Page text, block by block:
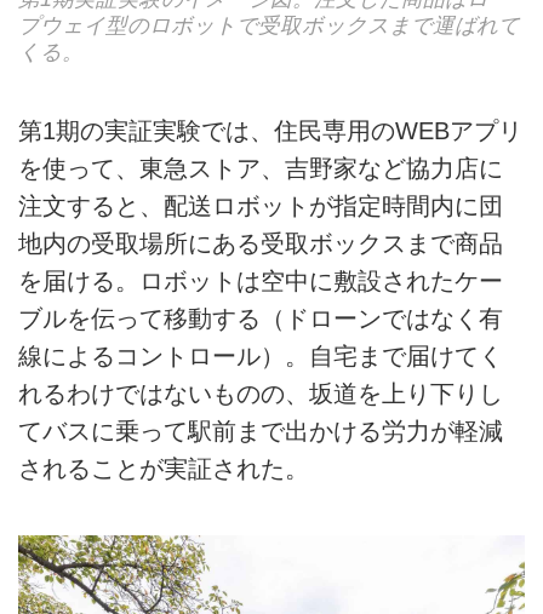
プウェイ型のロボットで受取ボックスまで運ばれて
くる。
第1期の実証実験では、住民専用のWEBアプリ
を使って、東急ストア、吉野家など協力店に
注文すると、配送ロボットが指定時間内に団
地内の受取場所にある受取ボックスまで商品
を届ける。ロボットは空中に敷設されたケー
ブルを伝って移動する（ドローンではなく有
線によるコントロール）。自宅まで届けてく
れるわけではないものの、坂道を上り下りし
てバスに乗って駅前まで出かける労力が軽減
されることが実証された。